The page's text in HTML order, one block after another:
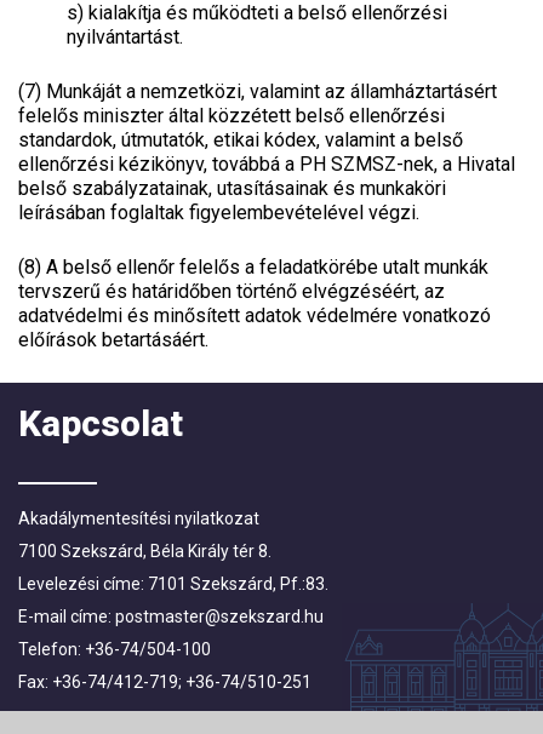
s) kialakítja és működteti a belső ellenőrzési
nyilvántartást.
(7) Munkáját a nemzetközi, valamint az államháztartásért
felelős miniszter által közzétett belső ellenőrzési
standardok, útmutatók, etikai kódex, valamint a belső
ellenőrzési kézikönyv, továbbá a PH SZMSZ-nek, a Hivatal
belső szabályzatainak, utasításainak és munkaköri
leírásában foglaltak figyelembevételével végzi.
(8) A belső ellenőr felelős a feladatkörébe utalt munkák
tervszerű és határidőben történő elvégzéséért, az
adatvédelmi és minősített adatok védelmére vonatkozó
előírások betartásáért.
Kapcsolat
Akadálymentesítési nyilatkozat
7100 Szekszárd, Béla Király tér 8.
Levelezési címe: 7101 Szekszárd, Pf.:83.
E-mail címe: postmaster@szekszard.hu
Telefon: +36-74/504-100
Fax: +36-74/412-719; +36-74/510-251